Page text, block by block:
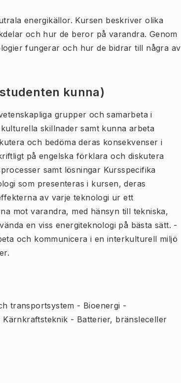
energikällor. Kursen beskriver olika
och hur de beror på varandra. Genom
fungerar och hur de bidrar till några av
kunna)
grupper och samarbeta i
skillnader samt kunna arbeta
och bedöma deras konsekvenser i
på engelska förklara och diskutera
samt lösningar Kursspecifika
som presenteras i kursen, deras
av varje teknologi ur ett
mot varandra, med hänsyn till tekniska,
en viss energiteknologi på bästa sätt. -
och kommunicera i en interkulturell miljö
transportsystem - Bioenergi -
- Batterier, bränsleceller